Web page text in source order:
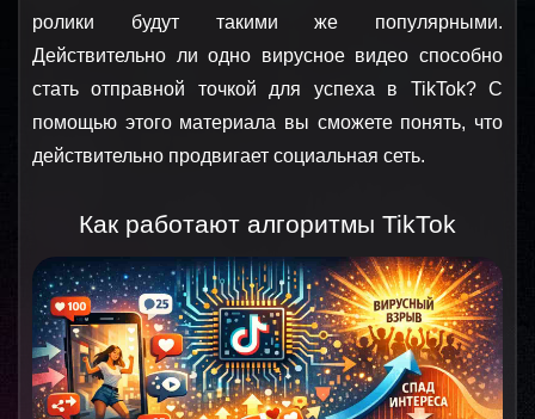
ролики будут такими же популярными.
Действительно ли одно вирусное видео способно
стать отправной точкой для успеха в TikTok? С
помощью этого материала вы сможете понять, что
действительно продвигает социальная сеть.
Как работают алгоритмы TikTok